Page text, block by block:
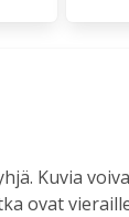
Kuvia
ovat